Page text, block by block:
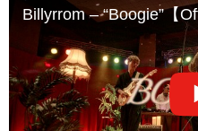
Billyrrom – “Boogie”【